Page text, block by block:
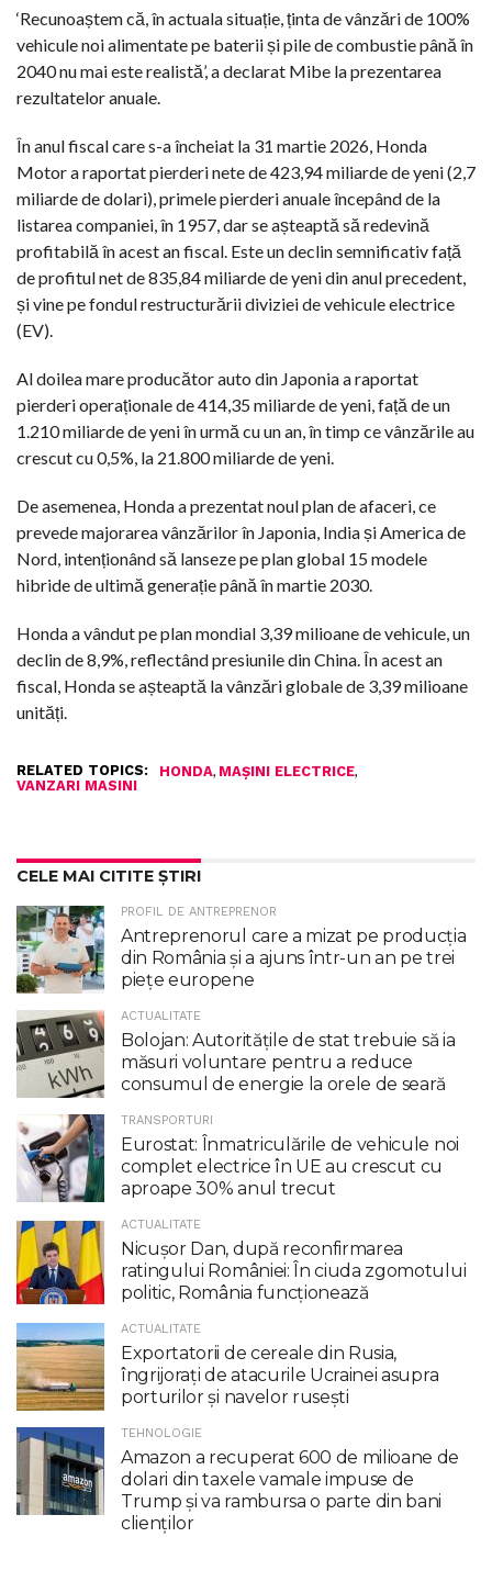
‘Recunoaștem că, în actuala situație, ținta de vânzări de 100%
vehicule noi alimentate pe baterii și pile de combustie până în
2040 nu mai este realistă’, a declarat Mibe la prezentarea
rezultatelor anuale.
În anul fiscal care s-a încheiat la 31 martie 2026, Honda
Motor a raportat pierderi nete de 423,94 miliarde de yeni (2,7
miliarde de dolari), primele pierderi anuale începând de la
listarea companiei, în 1957, dar se așteaptă să redevină
profitabilă în acest an fiscal. Este un declin semnificativ față
de profitul net de 835,84 miliarde de yeni din anul precedent,
și vine pe fondul restructurării diviziei de vehicule electrice
(EV).
Al doilea mare producător auto din Japonia a raportat
pierderi operaționale de 414,35 miliarde de yeni, față de un
1.210 miliarde de yeni în urmă cu un an, în timp ce vânzările au
crescut cu 0,5%, la 21.800 miliarde de yeni.
De asemenea, Honda a prezentat noul plan de afaceri, ce
prevede majorarea vânzărilor în Japonia, India și America de
Nord, intenționând să lanseze pe plan global 15 modele
hibride de ultimă generație până în martie 2030.
Honda a vândut pe plan mondial 3,39 milioane de vehicule, un
declin de 8,9%, reflectând presiunile din China. În acest an
fiscal, Honda se așteaptă la vânzări globale de 3,39 milioane
unități.
RELATED TOPICS: HONDA, MAȘINI ELECTRICE,
VANZARI MASINI
CELE MAI CITITE ȘTIRI
PROFIL DE ANTREPRENOR
Antreprenorul care a mizat pe producția
din România și a ajuns într-un an pe trei
piețe europene
ACTUALITATE
Bolojan: Autoritățile de stat trebuie să ia
măsuri voluntare pentru a reduce
consumul de energie la orele de seară
TRANSPORTURI
Eurostat: Înmatriculările de vehicule noi
complet electrice în UE au crescut cu
aproape 30% anul trecut
ACTUALITATE
Nicuşor Dan, după reconfirmarea
ratingului României: În ciuda zgomotului
politic, România funcţionează
ACTUALITATE
Exportatorii de cereale din Rusia,
îngrijorați de atacurile Ucrainei asupra
porturilor și navelor rusești
TEHNOLOGIE
Amazon a recuperat 600 de milioane de
dolari din taxele vamale impuse de
Trump şi va rambursa o parte din bani
clienţilor